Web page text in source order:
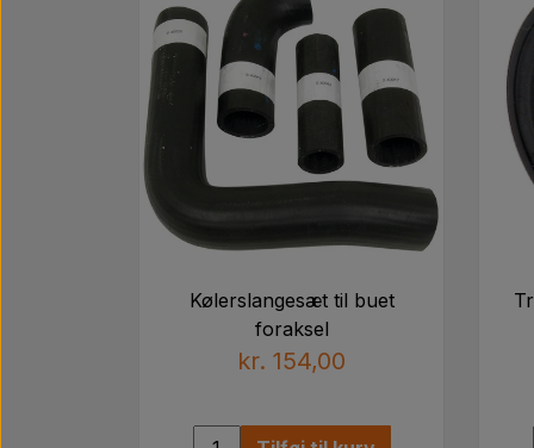
Kølerslangesæt til buet
foraksel
kr. 154,00